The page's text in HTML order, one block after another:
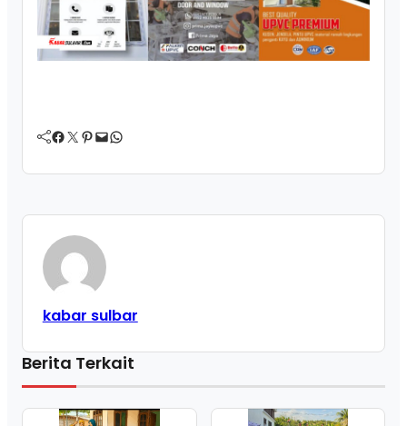
Facebook Twitter Pinterest Mail WhatsApp
kabar sulbar
Berita Terkait